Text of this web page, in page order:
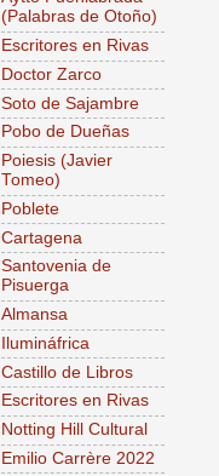
(Palabras de Otoño)
Escritores en Rivas
Doctor Zarco
Soto de Sajambre
Pobo de Dueñas
Poiesis (Javier
Tomeo)
Poblete
Cartagena
Santovenia de
Pisuerga
Almansa
Ilumináfrica
Castillo de Libros
Escritores en Rivas
Notting Hill Cultural
Emilio Carrère 2022